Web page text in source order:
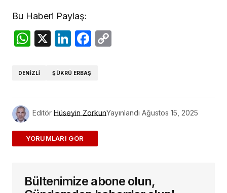
Bu Haberi Paylaş:
WhatsApp
X LinkedIn
Facebook
DENIZLI ŞÜKRÜ ERBAŞ
Editör Hüseyin ZorkunYayınlandı Ağustos 15, 2025
ADD A COMMENT
E-posta adresiniz yayınlanmayacak.
alanlar*ile işaretlenmişlerdir
Bültenimize abone olun,